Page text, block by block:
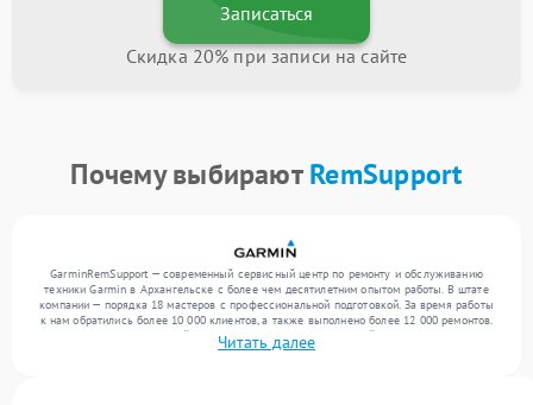
Записаться
Скидка 20% при записи на сайте
Почему выбираютRemSupport
GarminRemSupport — современный сервисный центр по ремонту и обслуживанию
техники Garmin в Архангельске с более чем десятилетним опытом работы. В штате
компании — порядка 18 мастеров с профессиональной подготовкой. За время работы
к нам обратились более 10 000 клиентов, а также выполнено более 12 000 ремонтов.
Ежемесячно в сервисный центр поступает более 300 устройств, включая , , . Мы
работаем с широким спектром неисправностей и обеспечиваем надежный результат
Читать далее